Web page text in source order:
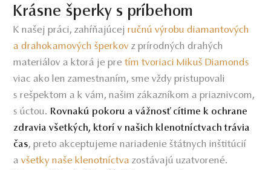
Krásne šperky s príbehom
K našej práci, zahŕňajúcejručnú výrobu diamantových
a drahokamových šperkov z prírodných drahých
materiálov a ktorá je pretím tvoriaci Mikuš Diamonds
viac ako len zamestnaním, sme vždy pristupovali
s rešpektom a k vám, našim zákazníkom a priaznivcom,
s úctou. Rovnakú pokoru a vážnosť cítime k ochrane
zdravia všetkých, ktorí v našich klenotníctvach trávia
čas, preto akceptujeme nariadenie štátnych inštitúcií
avšetky naše klenotníctva zostávajú uzatvorené.